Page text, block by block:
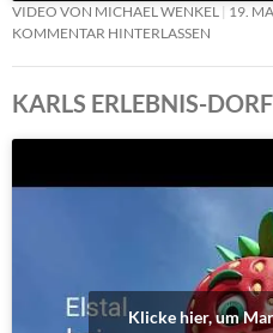
VIDEO VON MICHAEL WENKEL 19.
KOMMENTAR HINTERLASSEN
KARLS ERLEBNIS-DORF
Klicke hier, um